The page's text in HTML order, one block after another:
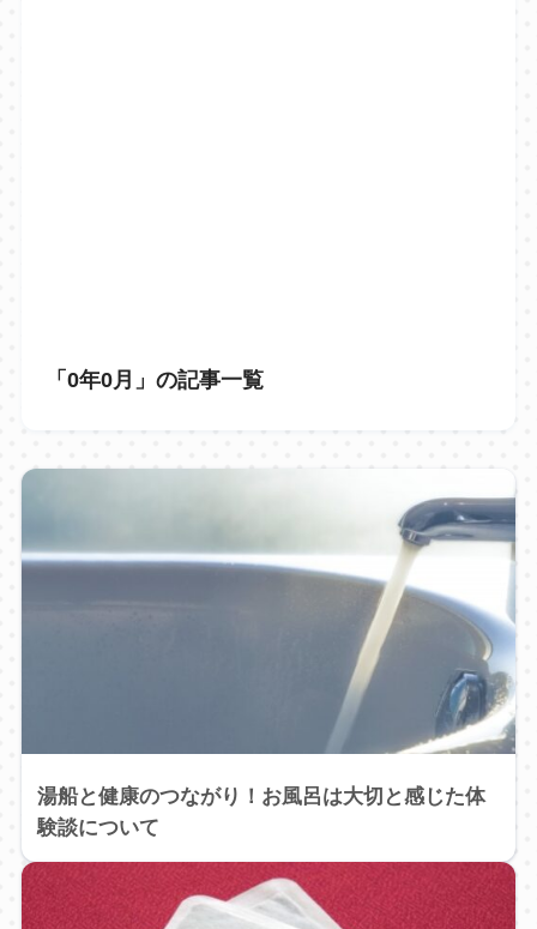
「0年0月」の記事一覧
湯船と健康のつながり！お風呂は大切と感じた体
験談について